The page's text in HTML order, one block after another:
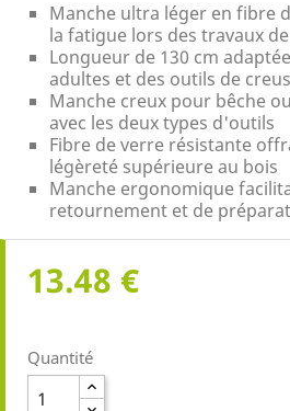
Manche ultra léger en fibre
la fatigue lors des travaux
Longueur de 130 cm
adultes et des outils de
Manche creux pour bêche
avec les deux types d'outils
Fibre de verre résistante
légèreté supérieure au bois
Manche ergonomique
retournement et de
13.48 €
Quantité